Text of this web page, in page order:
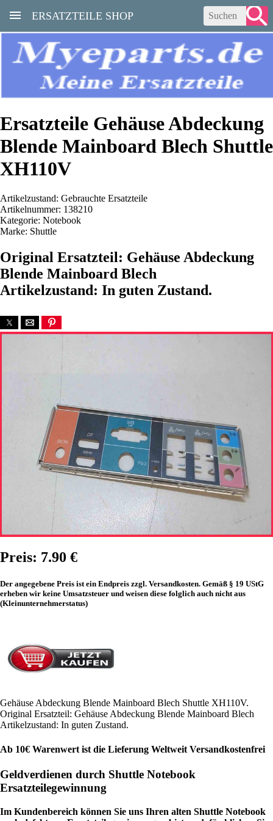
ERSATZTEILE SHOP
Ersatzteile Gehäuse Abdeckung
Blende Mainboard Blech Shuttle
XH110V
Artikelzustand: Gebrauchte Ersatzteile
Artikelnummer: 138210
Kategorie: Notebook
Marke: Shuttle
Original Ersatzteil: Gehäuse Abdeckung
Blende Mainboard Blech
Artikelzustand: In guten Zustand.
Preis: 7.90 €
Der angegebene Preis ist ein Endpreis zzgl. Versandkosten. Gemäß § 19 UStG
erheben wir keine Umsatzsteuer und weisen diese folglich auch nicht aus
(Kleinunternehmerstatus)
Gehäuse Abdeckung Blende Mainboard Blech Shuttle XH110V.
Original Ersatzteil: Gehäuse Abdeckung Blende Mainboard Blech
Artikelzustand: In guten Zustand.
Ab 10€ Warenwert ist die Lieferung Weltweit Versandkostenfrei
Geldverdienen durch Shuttle Notebook
Ersatzteilegewinnung
Im Kundenbereich können Sie uns Ihren alten Shuttle Notebook